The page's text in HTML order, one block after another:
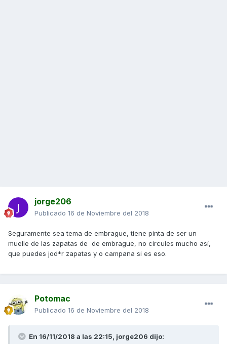
jorge206
Publicado 16 de Noviembre del 2018
Seguramente sea tema de embrague, tiene pinta de ser un
muelle de las zapatas de de embrague, no circules mucho así,
que puedes jod*r zapatas y o campana si es eso.
Potomac
Publicado 16 de Noviembre del 2018
En 16/11/2018 a las 22:15, jorge206 dijo: